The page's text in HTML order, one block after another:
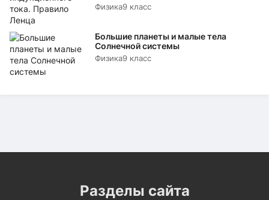
Физика9 класс
Большие планеты и малые тела
Солнечной системы
Физика9 класс
Разделы сайта